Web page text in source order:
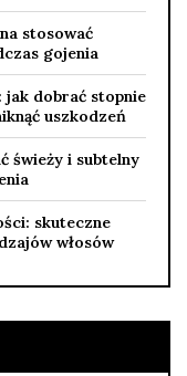
stosować
gojenia
jak dobrać stopnie
uszkodzeń
świeży i subtelny
skuteczne
włosów